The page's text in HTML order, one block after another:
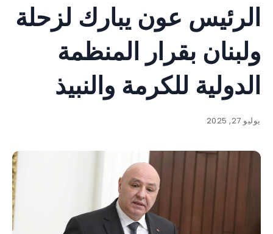
الرئيس عون يبارك لزحلة
ولبنان بقرار المنظمة
الدولية للكرمة والنبيذ
يوليو 27, 2025